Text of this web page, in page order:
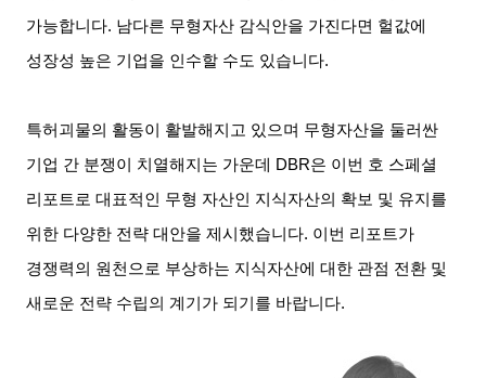
가능합니다. 남다른 무형자산 감식안을 가진다면 헐값에
성장성 높은 기업을 인수할 수도 있습니다.
특허괴물의 활동이 활발해지고 있으며 무형자산을 둘러싼
기업 간 분쟁이 치열해지는 가운데
DBR은 이번 호 스페셜
리포트로 대표적인 무형 자산인 지식자산의 확보 및 유지를
위한 다양한 전략 대안을 제시했습니다. 이번 리포트가
경쟁력의 원천으로 부상하는 지식자산에 대한 관점 전환 및
새로운 전략 수립의 계기가 되기를 바랍니다.